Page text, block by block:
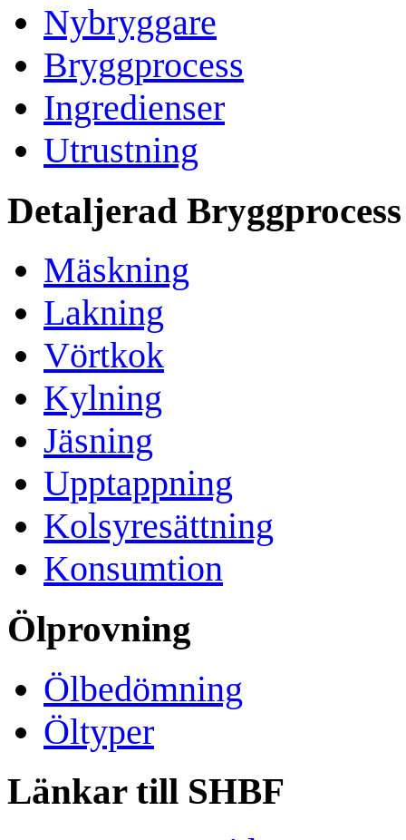
Nybryggare
Bryggprocess
Ingredienser
Utrustning
Detaljerad Bryggprocess
Mäskning
Lakning
Vörtkok
Kylning
Jäsning
Upptappning
Kolsyresättning
Konsumtion
Ölprovning
Ölbedömning
Öltyper
Länkar till SHBF